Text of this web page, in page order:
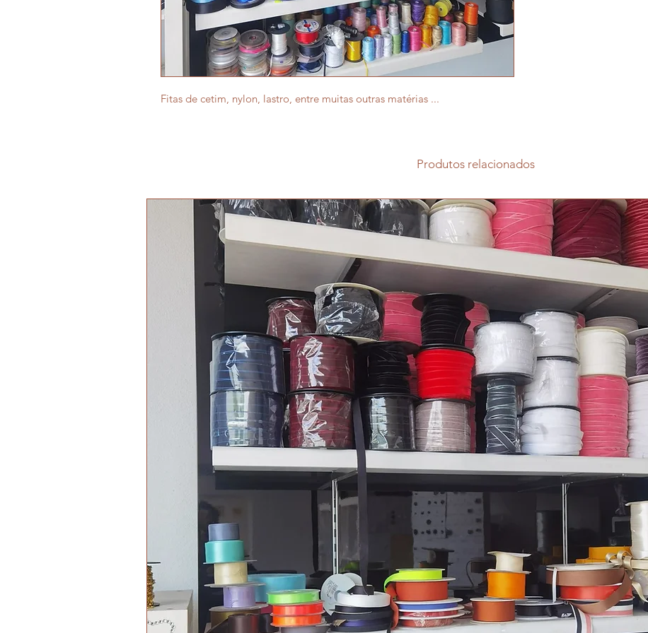
Fitas de cetim, nylon, lastro, entre muitas outras matérias ...
Produtos relacionados